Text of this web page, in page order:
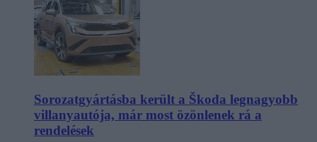
Sorozatgyártásba került a Škoda legnagyobb
villanyautója, már most özönlenek rá a
rendelések